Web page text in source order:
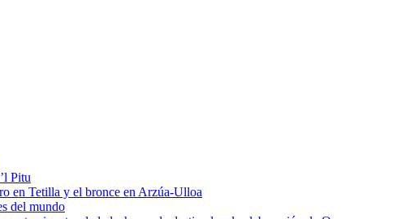
Pitu
en Tetilla y el bronce en Arzúa-Ulloa
del mundo